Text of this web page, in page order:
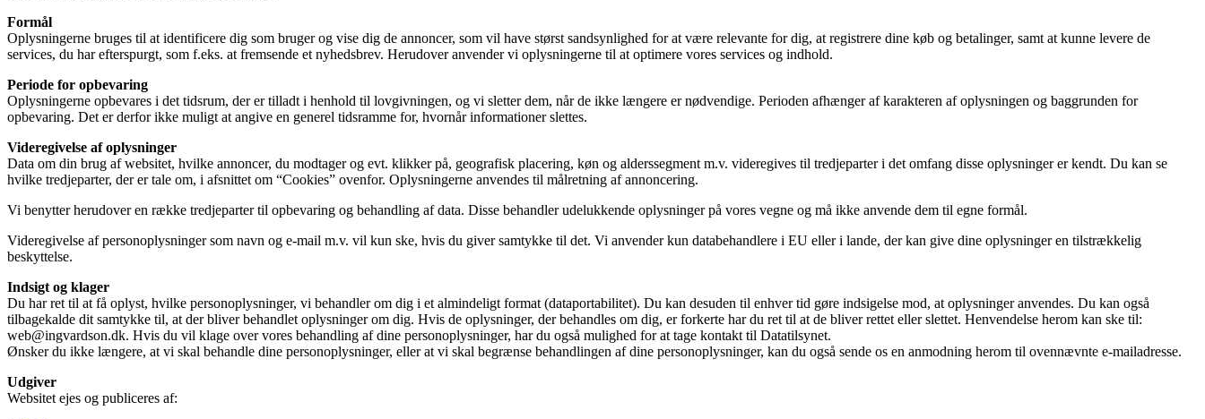
Formål
Oplysningerne bruges til at identificere dig som bruger og vise dig de annoncer, som vil have størst sandsynlighed for at være relevante for dig, at registrere dine køb og betalinger, samt at kunne levere de
services, du har efterspurgt, som f.eks. at fremsende et nyhedsbrev. Herudover anvender vi oplysningerne til at optimere vores services og indhold.
Periode for opbevaring
Oplysningerne opbevares i det tidsrum, der er tilladt i henhold til lovgivningen, og vi sletter dem, når de ikke længere er nødvendige. Perioden afhænger af karakteren af oplysningen og baggrunden for
opbevaring. Det er derfor ikke muligt at angive en generel tidsramme for, hvornår informationer slettes.
Videregivelse af oplysninger
Data om din brug af websitet, hvilke annoncer, du modtager og evt. klikker på, geografisk placering, køn og alderssegment m.v. videregives til tredjeparter i det omfang disse oplysninger er kendt. Du kan se
hvilke tredjeparter, der er tale om, i afsnittet om “Cookies” ovenfor. Oplysningerne anvendes til målretning af annoncering.
Vi benytter herudover en række tredjeparter til opbevaring og behandling af data. Disse behandler udelukkende oplysninger på vores vegne og må ikke anvende dem til egne formål.
Videregivelse af personoplysninger som navn og e-mail m.v. vil kun ske, hvis du giver samtykke til det. Vi anvender kun databehandlere i EU eller i lande, der kan give dine oplysninger en tilstrækkelig
beskyttelse.
Indsigt og klager
Du har ret til at få oplyst, hvilke personoplysninger, vi behandler om dig i et almindeligt format (dataportabilitet). Du kan desuden til enhver tid gøre indsigelse mod, at oplysninger anvendes. Du kan også
tilbagekalde dit samtykke til, at der bliver behandlet oplysninger om dig. Hvis de oplysninger, der behandles om dig, er forkerte har du ret til at de bliver rettet eller slettet. Henvendelse herom kan ske til:
web@ingvardson.dk. Hvis du vil klage over vores behandling af dine personoplysninger, har du også mulighed for at tage kontakt til Datatilsynet.
Ønsker du ikke længere, at vi skal behandle dine personoplysninger, eller at vi skal begrænse behandlingen af dine personoplysninger, kan du også sende os en anmodning herom til ovennævnte e-mailadresse.
Udgiver
Websitet ejes og publiceres af: